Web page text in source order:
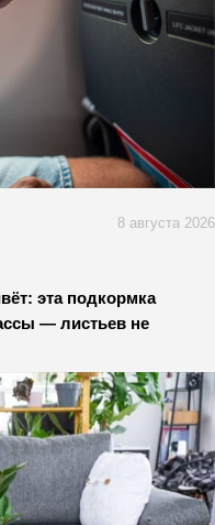
8 августа 2026
эта подкормка
— листьев не